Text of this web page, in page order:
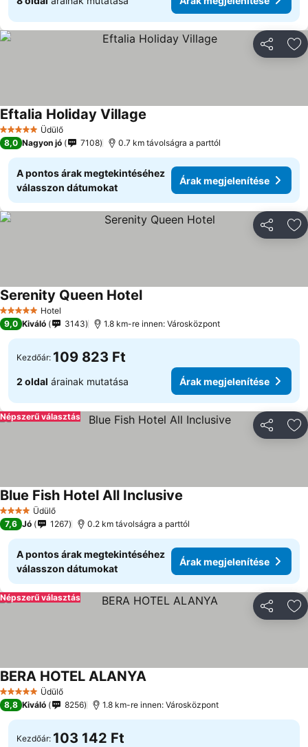
5 KategóriaÜdülő
Eftalia Holiday Village
8,0 Nagyon jó 7108 0.7 km távolságra a parttól
A pontos árak megtekintéséhez
válasszon dátumokat
Árak megjelenítése
5 KategóriaHotel
Serenity Queen Hotel
9,0 Kiváló 3143 1.8 km-re innen: Városközpont
Kezdőár: 109 823 Ft
2 oldal árainak mutatása Árak megjelenítése
Népszerű választás
4 KategóriaÜdülő
Blue Fish Hotel All Inclusive
7,6 Jó 1267 0.2 km távolságra a parttól
A pontos árak megtekintéséhez
válasszon dátumokat
Árak megjelenítése
Népszerű választás
5 KategóriaÜdülő
BERA HOTEL ALANYA
8,8 Kiváló 8256 1.8 km-re innen: Városközpont
Kezdőár: 103 142 Ft